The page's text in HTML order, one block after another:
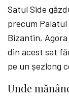
Satul Side
precum
Bizantin,
din acest sat
pe un șezlong
Unde